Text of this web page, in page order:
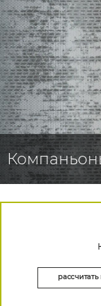
рассчитать